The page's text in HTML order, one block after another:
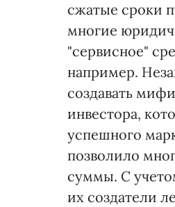
сжатые сроки
многие
"сервисное"
например.
создавать
инвестора,
успешного
позволило
суммы. С
их создатели